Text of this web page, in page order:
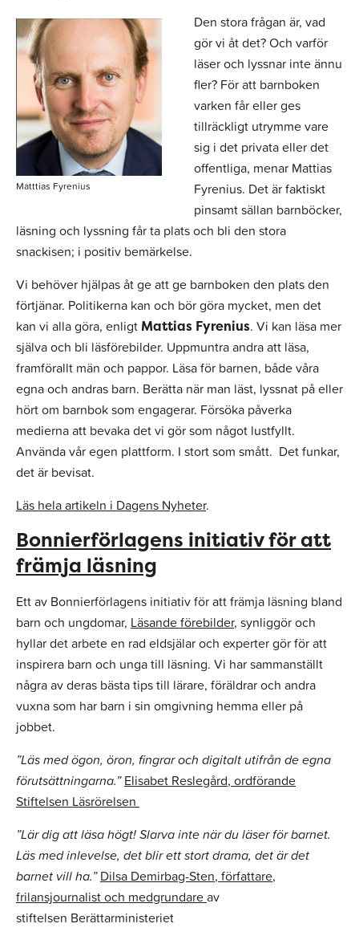
Matttias Fyrenius
Den stora frågan är, vad
gör vi åt det? Och varför
läser och lyssnar inte ännu
fler? För att barnboken
varken får eller ges
tillräckligt utrymme vare
sig i det privata eller det
offentliga, menar Mattias
Fyrenius. Det är faktiskt
pinsamt sällan barnböcker,
läsning och lyssning får ta plats och bli den stora
snackisen; i positiv bemärkelse.
Vi behöver hjälpas åt ge att ge barnboken den plats den
förtjänar. Politikerna kan och bör göra mycket, men det
kan vi alla göra, enligtMattias Fyrenius. Vi kan läsa mer
själva och bli läsförebilder. Uppmuntra andra att läsa,
framförallt män och pappor. Läsa för barnen, både våra
egna och andras barn. Berätta när man läst, lyssnat på eller
hört om barnbok som engagerar. Försöka påverka
medierna att bevaka det vi gör som något lustfyllt.
Använda vår egen plattform. I stort som smått. Det funkar,
det är bevisat.
Läs hela artikeln i Dagens Nyheter.
Bonnierförlagens initiativ för att
främja läsning
Ett av Bonnierförlagens initiativ för att främja läsning bland
barn och ungdomar, Läsande förebilder, synliggör och
hyllar det arbete en rad eldsjälar och experter gör för att
inspirera barn och unga till läsning. Vi har sammanställt
några av deras bästa tips till lärare, föräldrar och andra
vuxna som har barn i sin omgivning hemma eller på
jobbet.
”Läs med ögon, öron, fingrar och digitalt utifrån de egna
förutsättningarna.”Elisabet Reslegård, ordförande
Stiftelsen Läsrörelsen
”Lär dig att läsa högt! Slarva inte när du läser för barnet.
Läs med inlevelse, det blir ett stort drama, det är det
barnet vill ha.”Dilsa Demirbag-Sten, författare,
frilansjournalist och medgrundareav
stiftelsen Berättarministeriet